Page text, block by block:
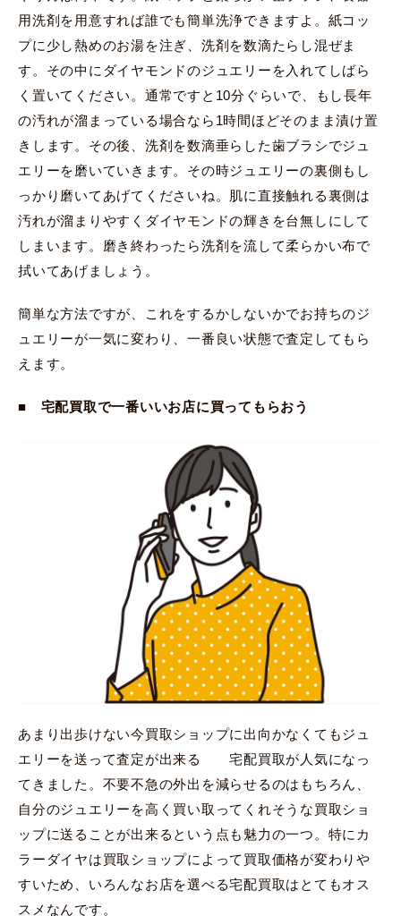
用洗剤を用意すれば誰でも簡単洗浄できますよ。紙コッ
プに少し熱めのお湯を注ぎ、洗剤を数滴たらし混ぜま
す。その中にダイヤモンドのジュエリーを入れてしばら
く置いてください。通常ですと10分ぐらいで、もし長年
の汚れが溜まっている場合なら1時間ほどそのまま漬け置
きします。その後、洗剤を数滴垂らした歯ブラシでジュ
エリーを磨いていきます。その時ジュエリーの裏側もし
っかり磨いてあげてくださいね。肌に直接触れる裏側は
汚れが溜まりやすくダイヤモンドの輝きを台無しにして
しまいます。磨き終わったら洗剤を流して柔らかい布で
拭いてあげましょう。
簡単な方法ですが、これをするかしないかでお持ちのジ
ュエリーが一気に変わり、一番良い状態で査定してもら
えます。
■ 宅配買取で一番いいお店に買ってもらおう
あまり出歩けない今買取ショップに出向かなくてもジュ
エリーを送って査定が出来る 宅配買取が人気になっ
てきました。不要不急の外出を減らせるのはもちろん、
自分のジュエリーを高く買い取ってくれそうな買取ショ
ップに送ることが出来るという点も魅力の一つ。特にカ
ラーダイヤは買取ショップによって買取価格が変わりや
すいため、いろんなお店を選べる宅配買取はとてもオス
スメなんです。